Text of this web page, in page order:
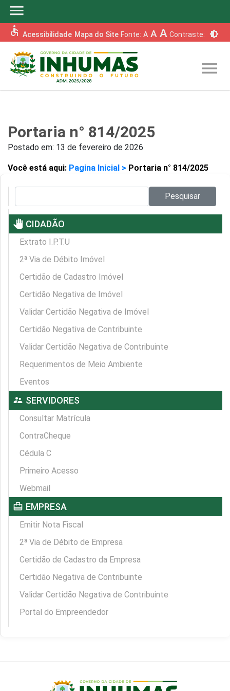
menu
accessible Acessibilidade Mapa do Site Fonte: A A A Contraste: brightness_6
menu
Portaria n° 814/2025
Postado em: 13 de fevereiro de 2026
Você está aqui: Pagina Inicial > Portaria n° 814/2025
Pesquisar
pan_tool CIDADÃO
Extrato I.P.T.U
2ª Via de Débito Imóvel
Certidão de Cadastro Imóvel
Certidão Negativa de Imóvel
Validar Certidão Negativa de Imóvel
Certidão Negativa de Contribuinte
Validar Certidão Negativa de Contribuinte
Requerimentos de Meio Ambiente
Eventos
supervisor_account SERVIDORES
Consultar Matrícula
ContraCheque
Cédula C
Primeiro Acesso
Webmail
card_travel EMPRESA
Emitir Nota Fiscal
2ª Via de Débito de Empresa
Certidão de Cadastro da Empresa
Certidão Negativa de Contribuinte
Validar Certidão Negativa de Contribuinte
Portal do Empreendedor